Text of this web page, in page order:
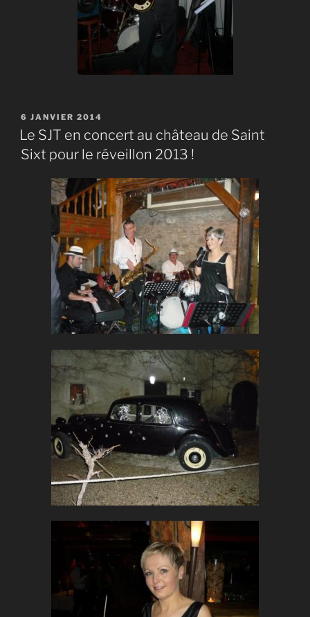
PUBLIÉ
LE
6 JANVIER 2014
Le SJT en concert au château de Saint
Sixt pour le réveillon 2013 !